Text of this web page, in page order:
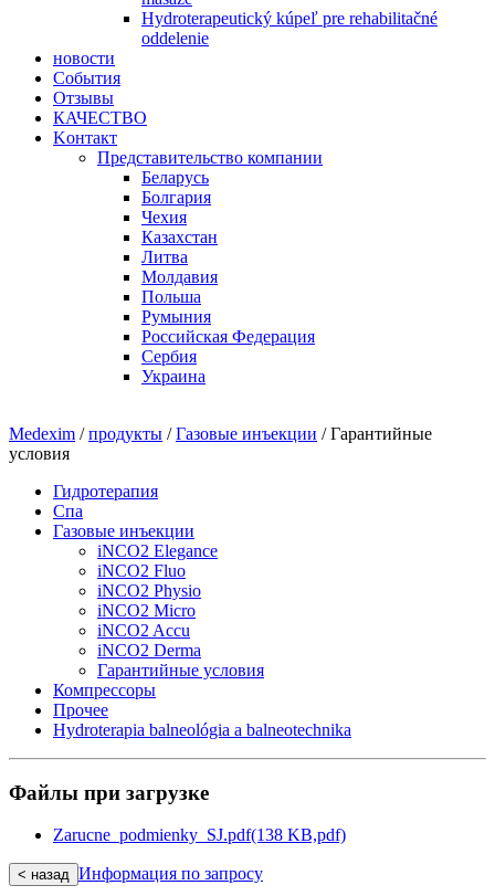
Hydroterapeutický kúpeľ pre rehabilitačné
oddelenie
новости
События
Отзывы
КАЧЕСТВО
Kонтакт
Представительство компании
Беларусь
Болгария
Чехия
Казахстан
Литва
Молдавия
Польша
Румыния
Рoccийcкaя Фeдeрaция
Сербия
Украина
Medexim /продукты /Газовые инъекции / Гарантийные
ycлoвия
Гидротерапия
Спа
Газовые инъекции
iNCO2 Elegance
iNCO2 Fluo
iNCO2 Physio
iNCO2 Micro
iNCO2 Accu
iNCO2 Derma
Гарантийные ycлoвия
Компрессоры
Прочеe
Hydroterapia balneológia a balneotechnika
Файлы при загрузке
Zarucne_podmienky_SJ.pdf(138 KB,pdf)
< назад Информация по запросу